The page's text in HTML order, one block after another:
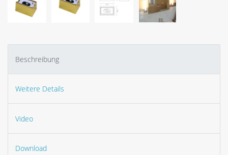
Beschreibung
Weitere Details
Video
Download